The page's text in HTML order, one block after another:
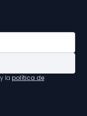
y la política de